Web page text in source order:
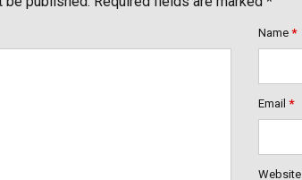
Name *
Email *
Website